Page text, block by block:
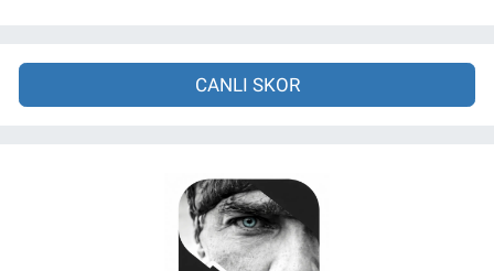
CANLI SKOR